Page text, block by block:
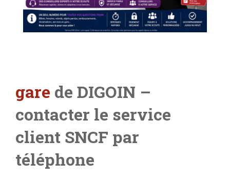
gare de DIGOIN –
contacter le service
client SNCF par
téléphone